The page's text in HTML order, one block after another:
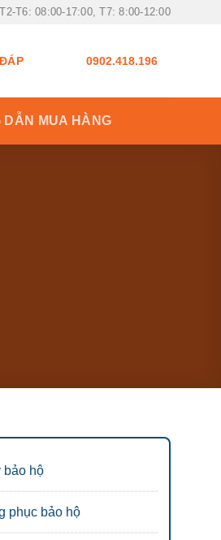
T2-T6: 08:00-17:00, T7: 8:00-12:00
0902.418.196
DẪN MUA HÀNG
bảo hộ
phục bảo hộ